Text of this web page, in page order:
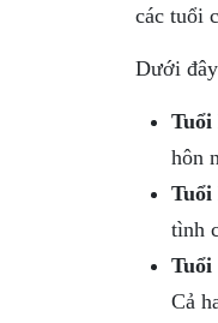
các tuổi
Dưới
Tuổi
hôn
Tuổi
tình
Tuổi
Cả